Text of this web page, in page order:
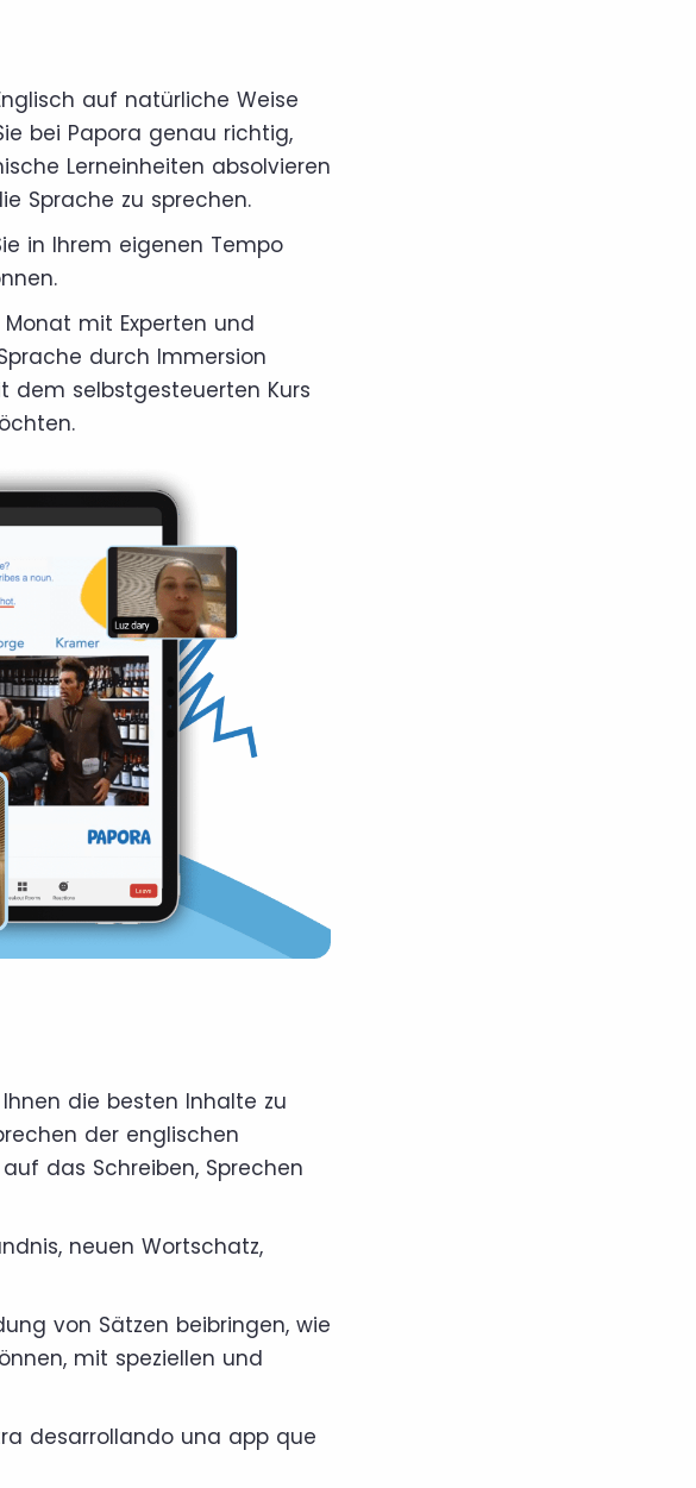
auf natürliche Weise
bei Papora genau richtig,
Lerneinheiten absolvieren
Sprache zu sprechen.
in Ihrem eigenen Tempo
mit Experten und
durch Immersion
dem selbstgesteuerten Kurs
die besten Inhalte zu
der englischen
das Schreiben, Sprechen
neuen Wortschatz,
von Sätzen beibringen, wie
mit speziellen und
desarrollando una app que